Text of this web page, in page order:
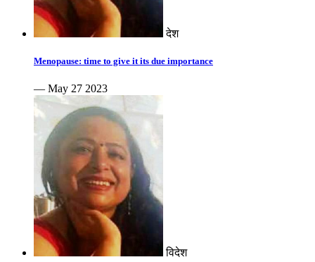
देश
Menopause: time to give it its due importance
— May 27 2023
विदेश